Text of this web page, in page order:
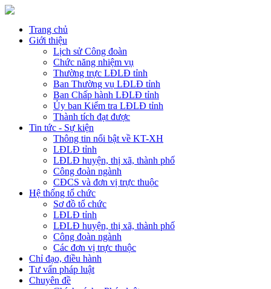
Trang chủ
Giới thiệu
Lịch sử Công đoàn
Chức năng nhiệm vụ
Thường trực LĐLĐ tỉnh
Ban Thường vụ LĐLĐ tỉnh
Ban Chấp hành LĐLĐ tỉnh
Ủy ban Kiểm tra LĐLĐ tỉnh
Thành tích đạt được
Tin tức - Sự kiện
Thông tin nổi bật về KT-XH
LĐLĐ tỉnh
LĐLĐ huyện, thị xã, thành phố
Công đoàn ngành
CĐCS và đơn vị trực thuộc
Hệ thống tổ chức
Sơ đồ tổ chức
LĐLĐ tỉnh
LĐLĐ huyện, thị xã, thành phố
Công đoàn ngành
Các đơn vị trực thuộc
Chỉ đạo, điều hành
Tư vấn pháp luật
Chuyên đề